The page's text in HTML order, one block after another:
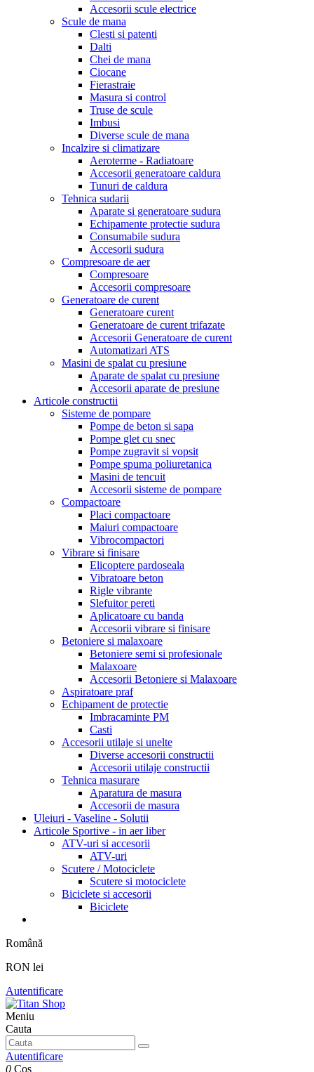
Accesorii scule electrice
Scule de mana
Clesti si patenti
Dalti
Chei de mana
Ciocane
Fierastraie
Masura si control
Truse de scule
Imbusi
Diverse scule de mana
Incalzire si climatizare
Aeroterme - Radiatoare
Accesorii generatoare caldura
Tunuri de caldura
Tehnica sudarii
Aparate si generatoare sudura
Echipamente protectie sudura
Consumabile sudura
Accesorii sudura
Compresoare de aer
Compresoare
Accesorii compresoare
Generatoare de curent
Generatoare curent
Generatoare de curent trifazate
Accesorii Generatoare de curent
Automatizari ATS
Masini de spalat cu presiune
Aparate de spalat cu presiune
Accesorii aparate de presiune
Articole constructii
Sisteme de pompare
Pompe de beton si sapa
Pompe glet cu snec
Pompe zugravit si vopsit
Pompe spuma poliuretanica
Masini de tencuit
Accesorii sisteme de pompare
Compactoare
Placi compactoare
Maiuri compactoare
Vibrocompactori
Vibrare si finisare
Elicoptere pardoseala
Vibratoare beton
Rigle vibrante
Slefuitor pereti
Aplicatoare cu banda
Accesorii vibrare si finisare
Betoniere si malaxoare
Betoniere semi si profesionale
Malaxoare
Accesorii Betoniere si Malaxoare
Aspiratoare praf
Echipament de protectie
Imbracaminte PM
Casti
Accesorii utilaje si unelte
Diverse accesorii constructii
Accesorii utilaje constructii
Tehnica masurare
Aparatura de masura
Accesorii de masura
Uleiuri - Vaseline - Solutii
Articole Sportive - in aer liber
ATV-uri si accesorii
ATV-uri
Scutere / Motociclete
Scutere si motociclete
Biciclete si accesorii
Biciclete
Română
RON lei
Autentificare
Meniu
Cauta
Autentificare
0 Cos